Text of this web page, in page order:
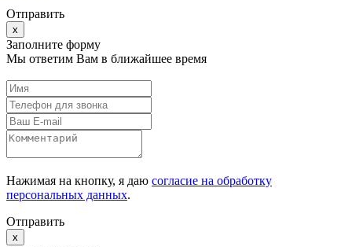
Отправить
x
Заполните форму
Мы ответим Вам в ближайшее время
Нажимая на кнопку, я даю согласие на обработку
персональных данных.
Отправить
x